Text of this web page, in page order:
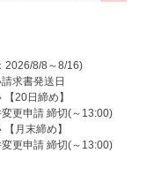
2026/8/8～8/16)
求書発送日
20日締め】
更申請 締切(～13:00)
月末締め】
更申請 締切(～13:00)